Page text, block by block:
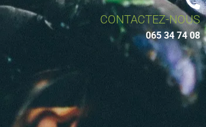
CONTACTEZ-NOUS
065 34 74 08